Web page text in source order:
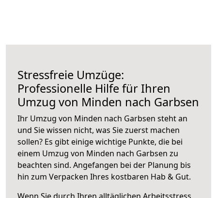
Stressfreie Umzüge:
Professionelle Hilfe für Ihren
Umzug von Minden nach Garbsen
Ihr Umzug von Minden nach Garbsen steht an
und Sie wissen nicht, was Sie zuerst machen
sollen? Es gibt einige wichtige Punkte, die bei
einem Umzug von Minden nach Garbsen zu
beachten sind. Angefangen bei der Planung bis
hin zum Verpacken Ihres kostbaren Hab & Gut.